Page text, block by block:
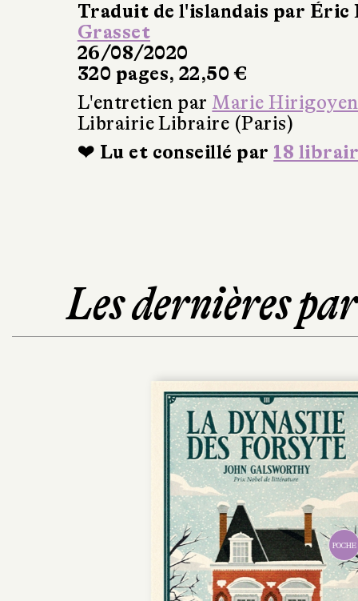
Traduit de l'islandais par Éric
Grasset
26/08/2020
320 pages, 22,50 €
L'entretien par Marie Hirigoyen
Librairie Libraire (Paris)
❤ Lu et conseillé par 18
Les dernières
POCHE